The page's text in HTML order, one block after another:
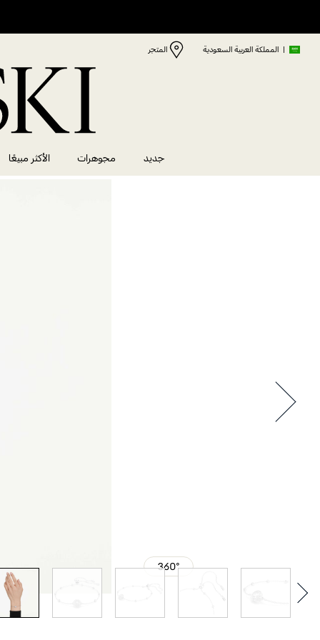
| المملكة العربية السعودية المتجر
جديد مجوهرات الأكثر مبيعًا